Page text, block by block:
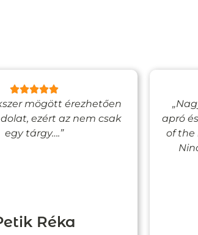
mögött érezhetően
ezért az nem csak
egy tárgy….”
Réka
apró
of the